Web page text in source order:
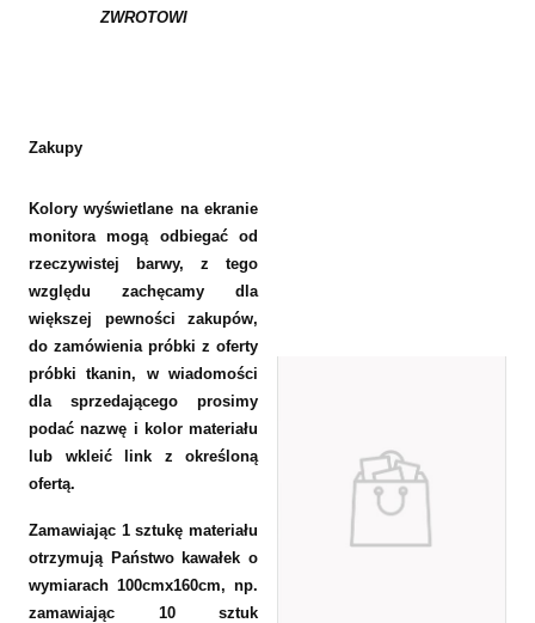
ZWROTOWI
Zakupy
Kolory wyświetlane na ekranie
monitora mogą odbiegać od
rzeczywistej barwy, z tego
względu zachęcamy dla
większej pewności zakupów,
do zamówienia próbki z oferty
próbki tkanin, w wiadomości
dla sprzedającego prosimy
podać nazwę i kolor materiału
lub wkleić link z określoną
ofertą.
Zamawiając 1 sztukę materiału
otrzymują Państwo kawałek o
wymiarach 100cmx160cm, np.
zamawiając 10 sztuk